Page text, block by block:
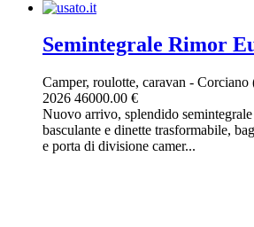
Semintegrale Rimor
Camper, roulotte, caravan - Corciano
2026 46000.00 €
Nuovo arrivo, splendido
basculante e dinette trasformabile,
e porta di divisione camer...